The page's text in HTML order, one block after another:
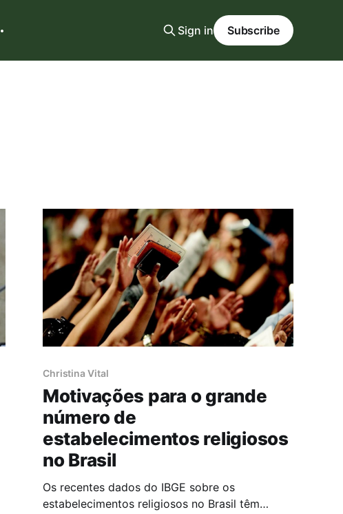
Sign in Subscribe
Christina Vital
Motivações para o grande
número de
estabelecimentos religiosos
no Brasil
Os recentes dados do IBGE sobre os
estabelecimentos religiosos no Brasil têm